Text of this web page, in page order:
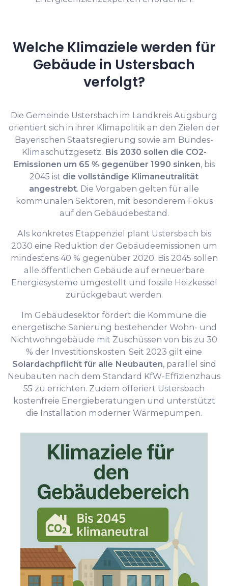
Welche Klimaziele werden für
Gebäude in Ustersbach
verfolgt?
Die Gemeinde Ustersbach im Landkreis Augsburg
orientiert sich in ihrer Klimapolitik an den Zielen der
Bayerischen Staatsregierung sowie am Bundes-
Klimaschutzgesetz. Bis 2030 sollen die CO2-
Emissionen um 65 % gegenüber 1990 sinken, bis
2045 ist die vollständige Klimaneutralität
angestrebt. Die Vorgaben gelten für alle
kommunalen Sektoren, mit besonderem Fokus
auf den Gebäudebestand.
Als konkretes Etappenziel plant Ustersbach bis
2030 eine Reduktion der Gebäudeemissionen um
mindestens 40 % gegenüber 2020. Bis 2045 sollen
alle öffentlichen Gebäude auf erneuerbare
Energiesysteme umgestellt und fossile Heizkessel
zurückgebaut werden.
Im Gebäudesektor fördert die Kommune die
energetische Sanierung bestehender Wohn- und
Nichtwohngebäude mit Zuschüssen von bis zu 30
% der Investitionskosten. Seit 2023 gilt eine
Solardachpflicht für alle Neubauten, parallel sind
Neubauten nach dem Standard KfW-Effizienzhaus
55 zu errichten. Zudem offeriert Ustersbach
kostenfreie Energieberatungen und unterstützt
die Installation moderner Wärmepumpen.